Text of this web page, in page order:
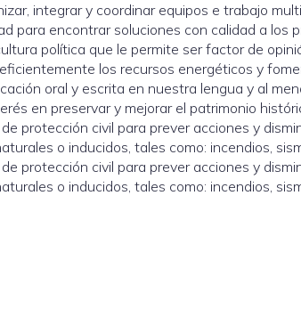
integrar y coordinar equipos e trabajo
para encontrar soluciones con calidad a los
política que le permite ser factor de
los recursos energéticos y
oral y escrita en nuestra lengua y al
en preservar y mejorar el patrimonio
protección civil para prever acciones y
o inducidos, tales como: incendios,
protección civil para prever acciones y
o inducidos, tales como: incendios,